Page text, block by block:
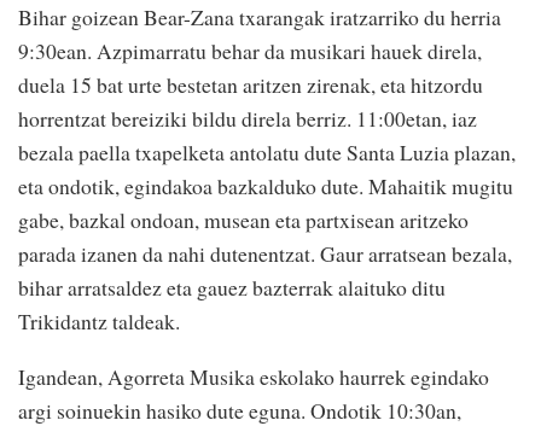
Bihar goizean Bear-Zana txarangak iratzarriko du herria
9:30ean. Azpimarratu behar da musikari hauek direla,
duela 15 bat urte bestetan aritzen zirenak, eta hitzordu
horrentzat bereiziki bildu direla berriz. 11:00etan, iaz
bezala paella txapelketa antolatu dute Santa Luzia plazan,
eta ondotik, egindakoa bazkalduko dute. Mahaitik mugitu
gabe, bazkal ondoan, musean eta partxisean aritzeko
parada izanen da nahi dutenentzat. Gaur arratsean bezala,
bihar arratsaldez eta gauez bazterrak alaituko ditu
Trikidantz taldeak.
Igandean, Agorreta Musika eskolako haurrek egindako
argi soinuekin hasiko dute eguna. Ondotik 10:30an,